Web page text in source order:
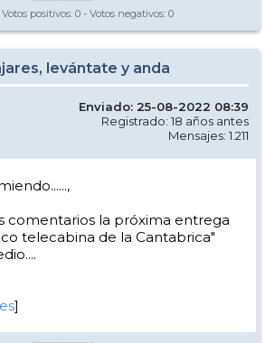
positivos: 0 - Votos negativos: 0
levántate y anda
Enviado: 25-08-2022 08:39
Registrado: 18 años antes
Mensajes: 1.211
comentarios la próxima entrega
telecabina de la Cantabrica"
]